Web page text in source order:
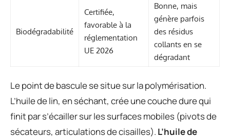
Biodégradabilité
Certifiée,
favorable à la
réglementation
UE 2026
Bonne, mais
génère parfois
des résidus
collants en se
dégradant
Le point de bascule se situe sur la polymérisation.
L’huile de lin, en séchant, crée une couche dure qui
finit par s’écailler sur les surfaces mobiles (pivots de
sécateurs, articulations de cisailles). L’huile de